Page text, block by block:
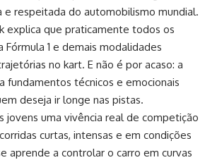
e respeitada do automobilismo mundial.
explica que praticamente todos os
Fórmula 1 e demais modalidades
no kart. E não é por acaso: a
fundamentos técnicos e emocionais
deseja ir longe nas pistas.
jovens uma vivência real de competição
curtas, intensas e em condições
aprende a controlar o carro em curvas